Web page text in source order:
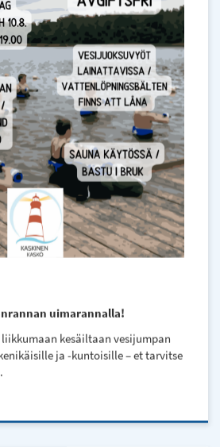
uimarannalla!
kesäiltaan vesijumpan
ja -kuntoisille – et tarvitse